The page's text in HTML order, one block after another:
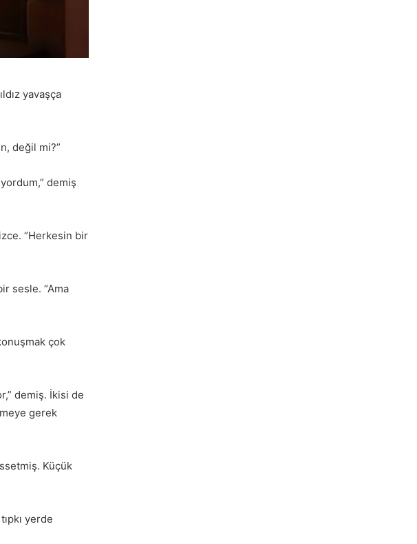
yavaşça
değil mi?”
demiş
“Herkesin bir
sesle. “Ama
çok
demiş. İkisi de
gerek
Küçük
yerde